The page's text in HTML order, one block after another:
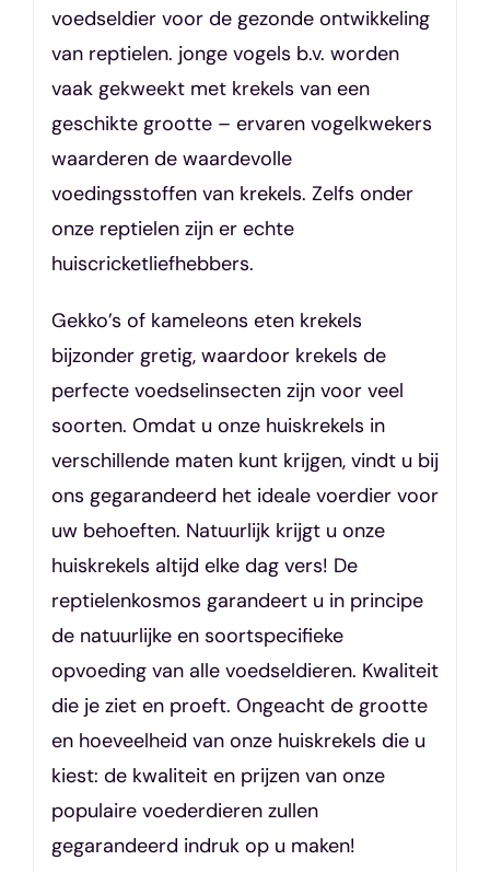
voedseldier voor de gezonde ontwikkeling
van reptielen. jonge vogels b.v. worden
vaak gekweekt met krekels van een
geschikte grootte – ervaren vogelkwekers
waarderen de waardevolle
voedingsstoffen van krekels. Zelfs onder
onze reptielen zijn er echte
huiscricketliefhebbers.
Gekko’s of kameleons eten krekels
bijzonder gretig, waardoor krekels de
perfecte voedselinsecten zijn voor veel
soorten. Omdat u onze huiskrekels in
verschillende maten kunt krijgen, vindt u bij
ons gegarandeerd het ideale voerdier voor
uw behoeften. Natuurlijk krijgt u onze
huiskrekels altijd elke dag vers! De
reptielenkosmos garandeert u in principe
de natuurlijke en soortspecifieke
opvoeding van alle voedseldieren. Kwaliteit
die je ziet en proeft. Ongeacht de grootte
en hoeveelheid van onze huiskrekels die u
kiest: de kwaliteit en prijzen van onze
populaire voederdieren zullen
gegarandeerd indruk op u maken!